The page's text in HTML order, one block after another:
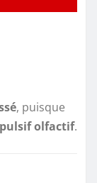
, puisque
olfactif.